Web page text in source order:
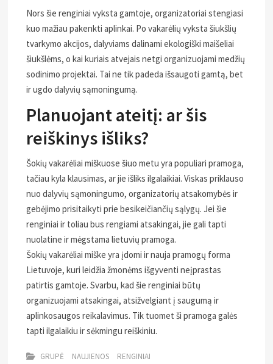
Nors šie renginiai vyksta gamtoje, organizatoriai stengiasi
kuo mažiau pakenkti aplinkai. Po vakarėlių vyksta šiukšlių
tvarkymo akcijos, dalyviams dalinami ekologiški maišeliai
šiukšlėms, o kai kuriais atvejais netgi organizuojami medžių
sodinimo projektai. Tai ne tik padeda išsaugoti gamtą, bet
ir ugdo dalyvių sąmoningumą.
Planuojant ateitį: ar šis
reiškinys išliks?
Šokių vakarėliai miškuose šiuo metu yra populiari pramoga,
tačiau kyla klausimas, ar jie išliks ilgalaikiai. Viskas priklauso
nuo dalyvių sąmoningumo, organizatorių atsakomybės ir
gebėjimo prisitaikyti prie besikeičiančių sąlygų. Jei šie
renginiai ir toliau bus rengiami atsakingai, jie gali tapti
nuolatine ir mėgstama lietuvių pramoga.
Šokių vakarėliai miške yra įdomi ir nauja pramogų forma
Lietuvoje, kuri leidžia žmonėms išgyventi neįprastas
patirtis gamtoje. Svarbu, kad šie renginiai būtų
organizuojami atsakingai, atsižvelgiant į saugumą ir
aplinkosaugos reikalavimus. Tik tuomet ši pramoga galės
tapti ilgalaikiu ir sėkmingu reiškiniu.
GRUPĖ NAUJIENOS RENGINIAI